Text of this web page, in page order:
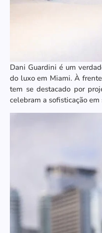
Dani Guardini é um
do luxo em Miami. À
tem se destacado por
celebram a sofisticação